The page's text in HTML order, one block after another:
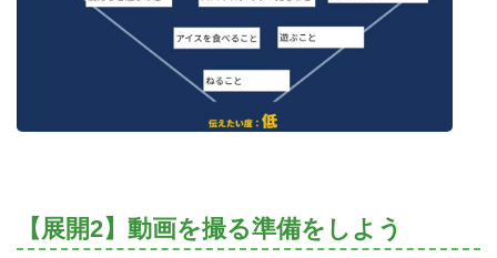
【展開2】動画を撮る準備をしよう